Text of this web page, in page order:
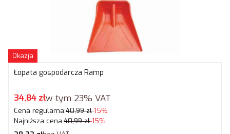
Okazja
Łopata gospodarcza Ramp
Cena promocyjna brutto
34,84 złw tym 23% VAT
Cena regularna:40,99 zł-15%
Najniższa cena:40,99 zł-15%